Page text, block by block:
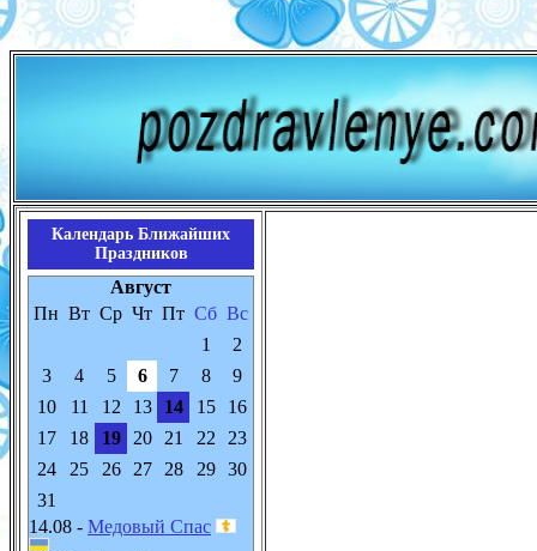
Календарь Ближайших
Праздников
Август
Пн Вт Ср Чт Пт Сб Вс
1
2
3
4 5 6 7 8
9
10
11 12 13 14 15
16
17
18 19 20 21 22
23
24
25 26 27 28 29
30
31
14.08 - Медовый Спас